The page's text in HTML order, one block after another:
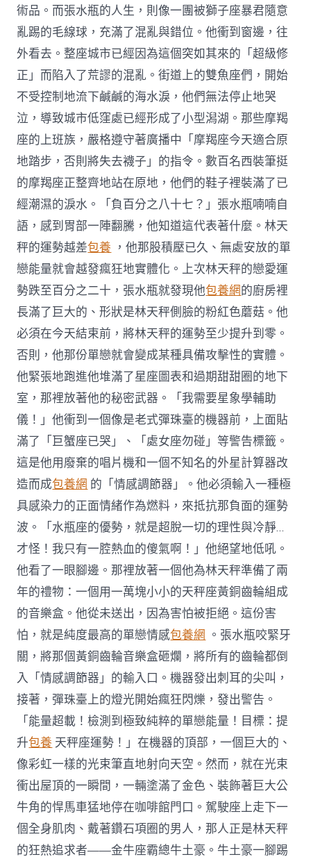
術品。而張水瓶的人生，則像一團被獅子座暴君隨意
亂踢的毛線球，充滿了混亂與錯位。他衝到窗邊，往
外看去。整座城市已經因為這個突如其來的「超級修
正」而陷入了荒謬的混亂。街道上的雙魚座們，開始
不受控制地流下鹹鹹的海水淚，他們無法停止地哭
泣，導致城市低窪處已經形成了小型潟湖。那些摩羯
座的上班族，嚴格遵守著廣播中「摩羯座今天適合原
地踏步，否則將失去襪子」的指令。數百名西裝筆挺
的摩羯座正整齊地站在原地，他們的鞋子裡裝滿了已
經潮濕的淚水。「負百分之八十七？」張水瓶喃喃自
語，感到胃部一陣翻騰，他知道這代表著什麼。林天
秤的運勢越差包養 ，他那股積壓已久、無處安放的單
戀能量就會越發瘋狂地實體化。上次林天秤的戀愛運
勢跌至百分之二十，張水瓶就發現他包養網的廚房裡
長滿了巨大的、形狀是林天秤側臉的粉紅色蘑菇。他
必須在今天結束前，將林天秤的運勢至少提升到零。
否則，他那份單戀就會變成某種具備攻擊性的實體。
他緊張地跑進他堆滿了星座圖表和過期甜甜圈的地下
室，那裡放著他的秘密武器。「我需要星象學輔助
儀！」他衝到一個像是老式彈珠臺的機器前，上面貼
滿了「巨蟹座已哭」、「處女座勿碰」等警告標籤。
這是他用廢棄的唱片機和一個不知名的外星計算器改
造而成包養網 的「情感調節器」。他必須輸入一種極
具感染力的正面情緒作為燃料，來抵抗那負面的運勢
波。「水瓶座的優勢，就是超脫一切的理性與冷靜…
才怪！我只有一腔熱血的傻氣啊！」他絕望地低吼。
他看了一眼腳邊。那裡放著一個他為林天秤準備了兩
年的禮物：一個用一萬塊小小的天秤座黃銅齒輪組成
的音樂盒。他從未送出，因為害怕被拒絕。這份害
怕，就是純度最高的單戀情感包養網 。張水瓶咬緊牙
關，將那個黃銅齒輪音樂盒砸爛，將所有的齒輪都倒
入「情感調節器」的輸入口。機器發出刺耳的尖叫，
接著，彈珠臺上的燈光開始瘋狂閃爍，發出警告。
「能量超載！檢測到極致純粹的單戀能量！目標：提
升包養 天秤座運勢！」在機器的頂部，一個巨大的、
像彩虹一樣的光束筆直地射向天空。然而，就在光束
衝出屋頂的一瞬間，一輛塗滿了金色、裝飾著巨大公
牛角的悍馬車猛地停在咖啡館門口。駕駛座上走下一
個全身肌肉、戴著鑽石項圈的男人，那人正是林天秤
的狂熱追求者——金牛座霸總牛土豪。牛土豪一腳踢